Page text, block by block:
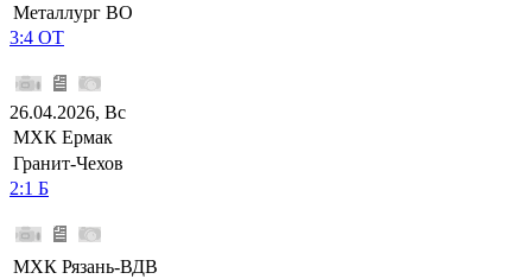
Металлург ВО
3:4 ОТ
26.04.2026, Вс
МХК Ермак
Гранит-Чехов
2:1 Б
МХК Рязань-ВДВ